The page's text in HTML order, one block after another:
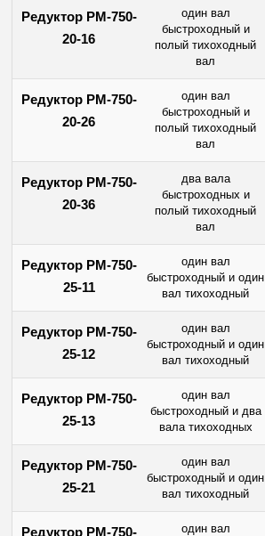
Редуктор РМ-750-
20-16
один вал
быстроходный и
полый тихоходный
вал
Редуктор РМ-750-
20-26
один вал
быстроходный и
полый тихоходный
вал
Редуктор РМ-750-
20-36
два вала
быстроходных и
полый тихоходный
вал
Редуктор РМ-750-
25-11
один вал
быстроходный и один
вал тихоходный
Редуктор РМ-750-
25-12
один вал
быстроходный и один
вал тихоходный
Редуктор РМ-750-
25-13
один вал
быстроходный и два
вала тихоходных
Редуктор РМ-750-
25-21
один вал
быстроходный и один
вал тихоходный
Редуктор РМ-750-
один вал